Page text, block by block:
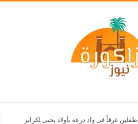
طفلين غرقاً في واد درعة بأولاد يحيى لكراير